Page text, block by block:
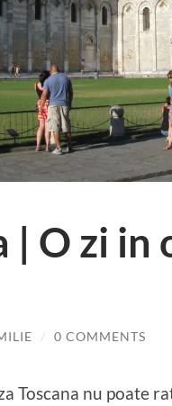
| O zi
/ 0 COMMENTS
Toscana nu poate